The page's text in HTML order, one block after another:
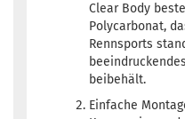
Clear Body
Polycarbonat,
Rennsports
beibehält.
Einfache